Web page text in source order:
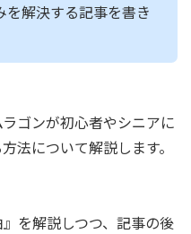
を解決する記事を書き
ゴンが初心者やシニアに
法について解説します。
を解説しつつ、記事の後